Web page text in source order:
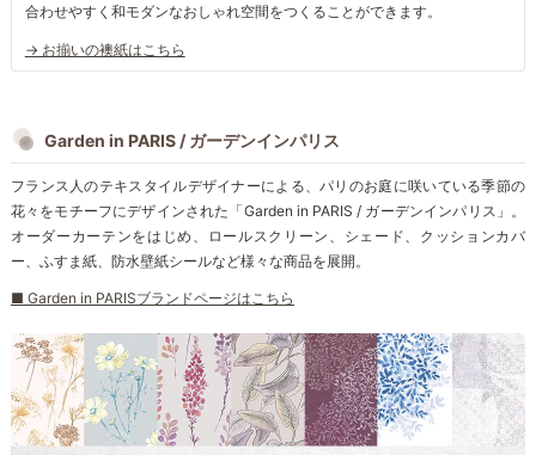
合わせやすく和モダンなおしゃれ空間をつくることができます。
→ お揃いの襖紙はこちら
Garden in PARIS / ガーデンインパリス
フランス人のテキスタイルデザイナーによる、パリのお庭に咲いている季節の
花々をモチーフにデザインされた「Garden in PARIS / ガーデンインパリス」。
オーダーカーテンをはじめ、ロールスクリーン、シェード、クッションカバ
ー、ふすま紙、防水壁紙シールなど様々な商品を展開。
■ Garden in PARISブランドページはこちら